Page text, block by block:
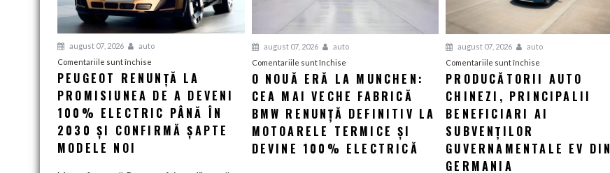
august 07, 2026
auto
Comentariile sunt închise
Peugeot
renunță
la
promisiunea
de
PEUGEOT RENUNȚĂ LA
PROMISIUNEA DE A DEVENI
100% ELECTRIC PÂNĂ ÎN
2030 ȘI CONFIRMĂ ȘAPTE
MODELE NOI
august 07, 2026
auto
Comentariile sunt închisepentru
O
nouă
eră
Munchen:
Cea
O NOUĂ ERĂ LA MUNCHEN:
CEA MAI VECHE FABRICĂ
BMW RENUNȚĂ DEFINITIV LA
MOTOARELE TERMICE ȘI
DEVINE 100% ELECTRICĂ
august 07, 2026
auto
Comentariile sunt închise
Producătorii
auto
chinezi,
ai
PRODUCĂTORII AUTO
CHINEZI, PRINCIPALII
BENEFICIARI AI
SUBVENȚILOR
GUVERNAMENTALE EV DIN
GERMANIA